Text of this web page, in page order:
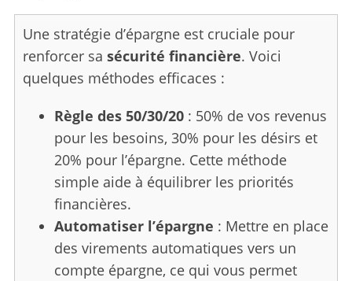
Une stratégie d’épargne est cruciale pour
renforcer sa sécurité financière. Voici
quelques méthodes efficaces :
Règle des 50/30/20: 50% de vos revenus
pour les besoins, 30% pour les désirs et
20% pour l’épargne. Cette méthode
simple aide à équilibrer les priorités
financières.
Automatiser l’épargne : Mettre en place
des virements automatiques vers un
compte épargne, ce qui vous permet